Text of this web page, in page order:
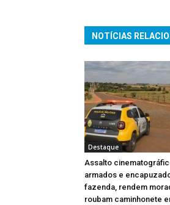
NOTÍCIAS
Destaque
Assalto
armados e
fazenda, rendem
roubam caminhonete